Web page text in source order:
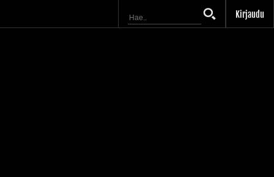
Kirjaudu